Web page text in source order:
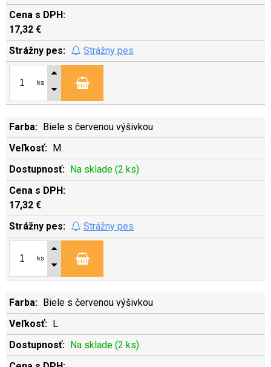
17,32 €
Strážny pes
ks
Biele s červenou výšivkou
M
Na sklade (2 ks)
17,32 €
Strážny pes
ks
Biele s červenou výšivkou
L
Na sklade (2 ks)